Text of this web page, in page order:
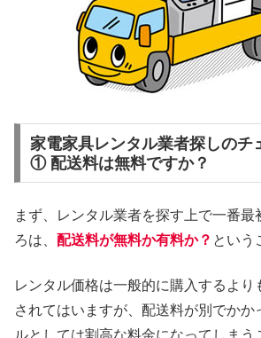
家電家具レンタル業者探しのチ
① 配送料は無料ですか？
まず、レンタル業者を探す上で一番最
ろは、 配送料が無料か有料か？ という
レンタル価格は一般的に購入するより
されてはいますが、配送料が別でかか
ルとしては割高な料金になってしまう